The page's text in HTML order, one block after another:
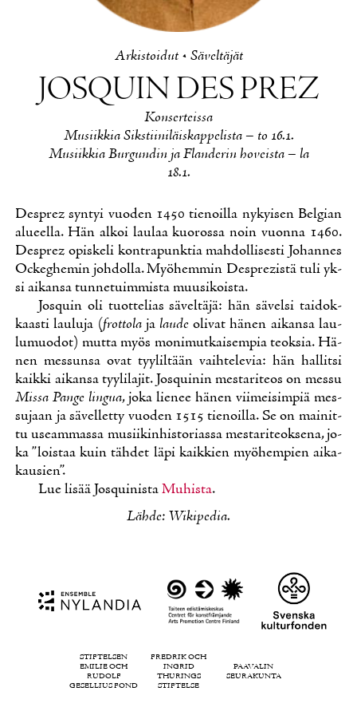
Ar­kis­toi­dut• Sä­vel­tä­jät
JOSQUIN DES PREZ
Kon­ser­teis­sa
Musiik­kia Siks­tii­ni­läis­kap­pe­lis­ta – to 16.1.
Musiik­kia Bur­gun­din ja Flan­de­rin ho­veis­ta – la
18.1.
Desprez syn­tyi vuo­den 1450 tie­noil­la ny­kyi­sen Bel­gian
alu­eel­la. Hän al­koi lau­laa kuo­ros­sa noin vuon­na 1460.
Desprez opis­ke­li kont­ra­punk­tia mah­dol­li­ses­ti Jo­han­nes
Oc­keg­he­min joh­dol­la. Myö­hem­min Desprezis­tä tu­li yk­
si ai­kan­sa tun­ne­tuim­mis­ta muusi­kois­ta.
Josquin oli tuot­te­lias sä­vel­tä­jä: hän sä­vel­si tai­dok­
kaas­ti lau­lu­ja (frot­to­laja lau­de oli­vat hä­nen ai­kan­sa lau­
lu­muo­dot) mut­ta myös mo­ni­mut­kai­sem­pia teok­sia. Hä­
nen mes­sun­sa ovat tyy­lil­tään vaih­te­le­via: hän hal­lit­si
kaik­ki ai­kan­sa tyy­li­la­jit. Josqui­nin mes­ta­ri­teos on mes­su
Mis­sa Pan­ge lin­gua, jo­ka lie­nee hä­nen vii­mei­sim­piä mes­
su­jaan ja sä­vel­let­ty vuo­den 1515 tie­noil­la. Se on mai­nit­
tu useam­mas­sa musii­kin­his­to­rias­sa mes­ta­ri­teok­se­na, jo­
ka ”lois­taa kuin täh­det lä­pi kaik­kien myö­hem­pien ai­ka­
kausien”.
Lue li­sää Josqui­nis­taMu­his­ta.
Läh­de: Wi­ki­pe­dia.
STIFTELSEN
EMILIE OCH
RUDOLF
GESELLIUS FOND
FREDRIK OCH
INGRID
THURINGS
STIFTELSE
PAAVALIN
SEURAKUNTA